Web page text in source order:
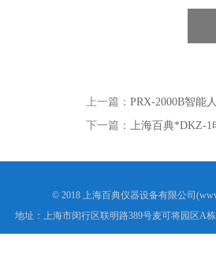
上一篇： PRX-2000B智能
下一篇： 上海百典*DKZ-1
© 2018 上海百典仪器设备有限公司
地址：上海市闵行区联明路389号麦可将园区A